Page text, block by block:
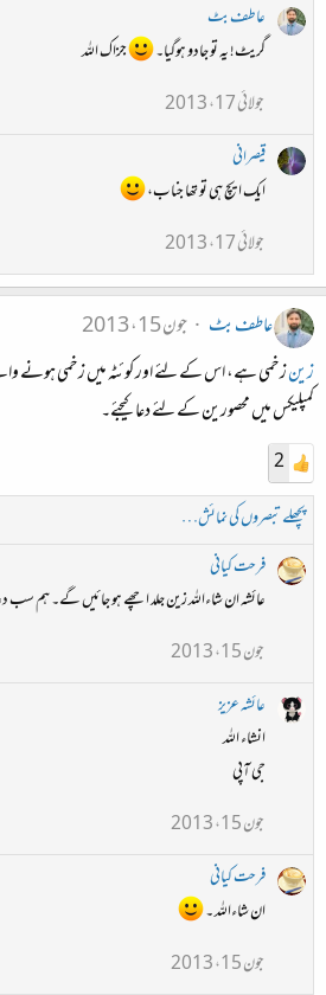
عاطف بٹ
گریٹ! یہ تو جادو ہوگیا۔
جزاک اللہ
جولائی 17، 2013
قیصرانی
ایک ایچ ہی تو تھا جناب،
جولائی 17، 2013
عاطف بٹ
جون 15، 2013
زینزخمی ہے، اس کے لئے اور کوئٹہ میں زخمی ہونے
کمپلیکس میں محصورین کے لئے دعا کیجئے۔
2
پچھلے تبصروں کی نمائش…
فرحت کیانی
عائشہ ان شاءاللہ زین جلد اچھے ہو جائیں گے۔ ہم سب
جون 15، 2013
عائشہ عزیز
انشاء اللہ
جی آپی
جون 15، 2013
فرحت کیانی
ان شاءاللہ ۔
جون 15، 2013